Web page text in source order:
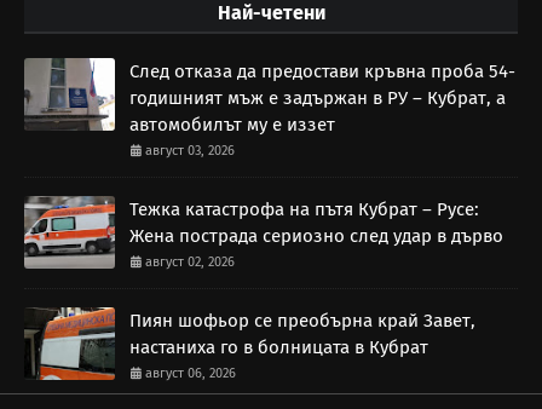
Най-четени
След отказа да предостави кръвна проба 54-
годишният мъж е задържан в РУ – Кубрат, а
автомобилът му е иззет
август 03, 2026
Тежка катастрофа на пътя Кубрат – Русе:
Жена пострада сериозно след удар в дърво
август 02, 2026
Пиян шофьор се преобърна край Завет,
настаниха го в болницата в Кубрат
август 06, 2026